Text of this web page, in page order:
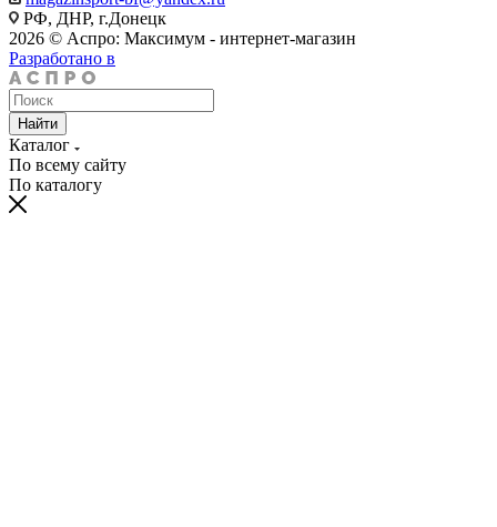
РФ, ДНР, г.Донецк
2026 © Аспро: Максимум - интернет-магазин
Разработано в
Найти
Каталог
По всему сайту
По каталогу